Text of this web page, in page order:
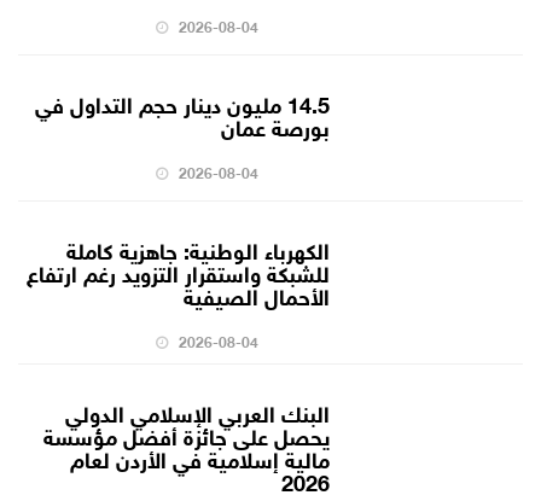
2026-08-04
14.5 مليون دينار حجم التداول في
بورصة عمان
2026-08-04
الكهرباء الوطنية: جاهزية كاملة
للشبكة واستقرار التزويد رغم ارتفاع
الأحمال الصيفية
2026-08-04
البنك العربي الإسلامي الدولي
يحصل على جائزة أفضل مؤسسة
مالية إسلامية في الأردن لعام
2026